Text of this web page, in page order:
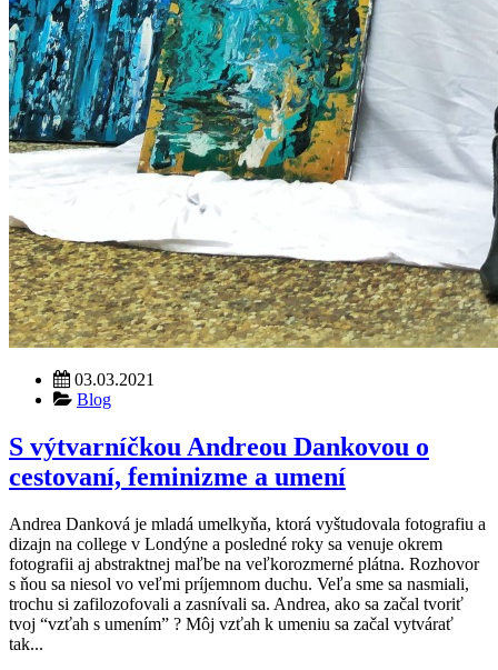
03.03.2021
Blog
S výtvarníčkou Andreou Dankovou o
cestovaní, feminizme a umení
Andrea Danková je mladá umelkyňa, ktorá vyštudovala fotografiu a
dizajn na college v Londýne a posledné roky sa venuje okrem
fotografii aj abstraktnej maľbe na veľkorozmerné plátna. Rozhovor
s ňou sa niesol vo veľmi príjemnom duchu. Veľa sme sa nasmiali,
trochu si zafilozofovali a zasnívali sa. Andrea, ako sa začal tvoriť
tvoj “vzťah s umením” ? Môj vzťah k umeniu sa začal vytvárať
tak...